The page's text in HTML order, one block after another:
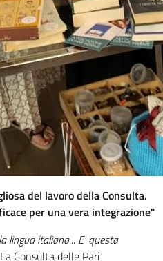
del lavoro della Consulta.
per una vera integrazione"
lingua italiana... E' questa
Consulta delle Pari